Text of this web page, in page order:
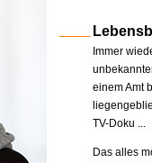
Immer
einem Amt
TV-Doku ...
Das alles